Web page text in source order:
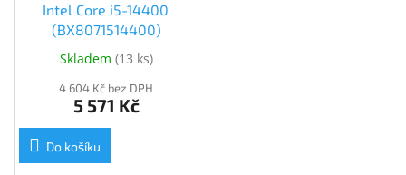
Intel Core i5-14400
(BX8071514400)
Skladem (13 ks)
4 604 Kč bez DPH
5 571 Kč
Do košíku